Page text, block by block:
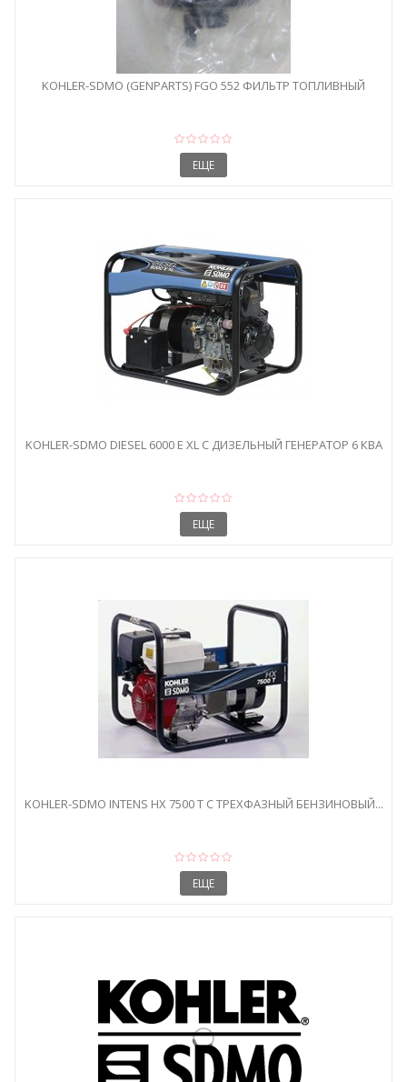
KOHLER-SDMO (GENPARTS) FGO 552 ФИЛЬТР ТОПЛИВНЫЙ
ЕЩЕ
KOHLER-SDMO DIESEL 6000 E XL C ДИЗЕЛЬНЫЙ ГЕНЕРАТОР 6 КВА
ЕЩЕ
KOHLER-SDMO INTENS HX 7500 T C ТРЕХФАЗНЫЙ БЕНЗИНОВЫЙ...
ЕЩЕ